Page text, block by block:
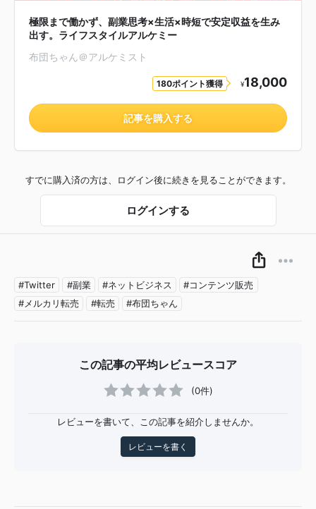
極限まで働かず、副業思考×生活×時短で安定収益を生み
出す。ライフスタイルアルケミー
布団ちゃん＠アルケミスト
180ポイント獲得 ¥18,000
記事を購入する
すでに購入済の方は、ログイン後に続きを見ることができます。
ログインする
#Twitter #副業 #ネットビジネス
#コンテンツ販売
#メルカリ転売
#転売 #布団ちゃん
この記事の平均レビュースコア
(0件)
レビューを書いて、この記事を紹介しませんか。
レビューを書く